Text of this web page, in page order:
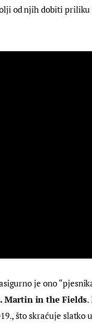
od njih dobiti
je ono
Martin in the Fields.
što skraćuje